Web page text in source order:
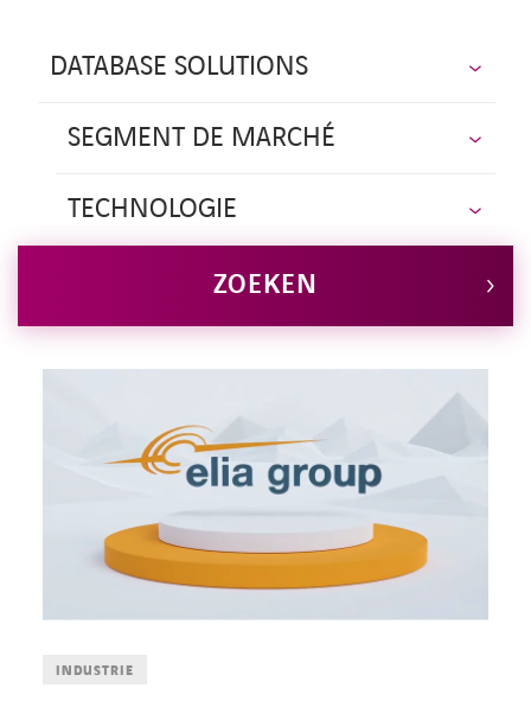
DATABASE SOLUTIONS
SEGMENT DE MARCHÉ
TECHNOLOGIE
ZOEKEN
INDUSTRIE